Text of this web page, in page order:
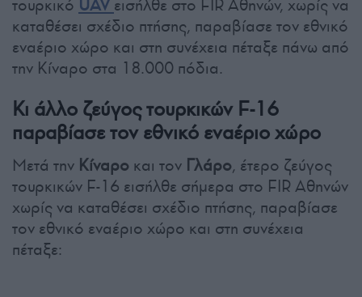
τουρκικό UAV εισήλθε στο FIR Αθηνών, χωρίς να
καταθέσει σχέδιο πτήσης, παραβίασε τον εθνικό
εναέριο χώρο και στη συνέχεια πέταξε πάνω από
την Κίναρο στα 18.000 πόδια.
Κι άλλο ζεύγος τουρκικών F-16
παραβίασε τον εθνικό εναέριο χώρο
Μετά την Κίναρο και τον Γλάρο, έτερο ζεύγος
τουρκικών F-16 εισήλθε σήμερα στο FIR Αθηνών
χωρίς να καταθέσει σχέδιο πτήσης, παραβίασε
τον εθνικό εναέριο χώρο και στη συνέχεια
πέταξε: